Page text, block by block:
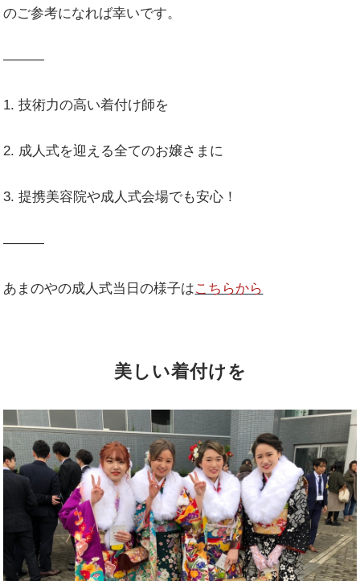
のご参考になれば幸いです。
———
1. 技術力の高い着付け師を
2. 成人式を迎える全てのお嬢さまに
3. 提携美容院や成人式会場でも安心！
———
あまのやの成人式当日の様子はこちらから
美しい着付けを